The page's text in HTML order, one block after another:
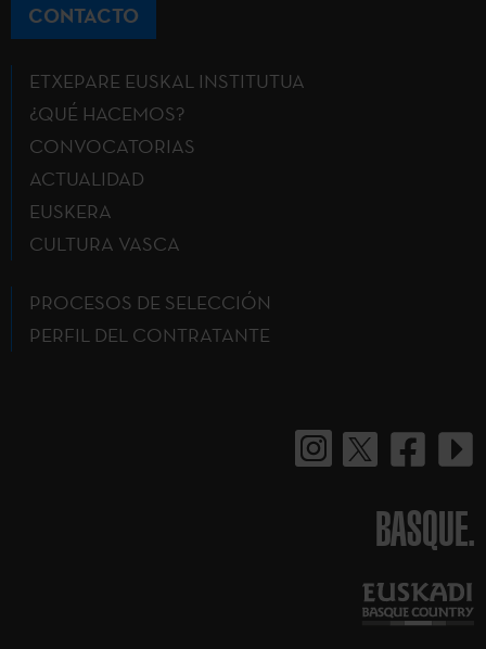
CONTACTO
ETXEPARE EUSKAL INSTITUTUA
¿QUÉ HACEMOS?
CONVOCATORIAS
ACTUALIDAD
EUSKERA
CULTURA VASCA
PROCESOS DE SELECCIÓN
PERFIL DEL CONTRATANTE
BASQUE.